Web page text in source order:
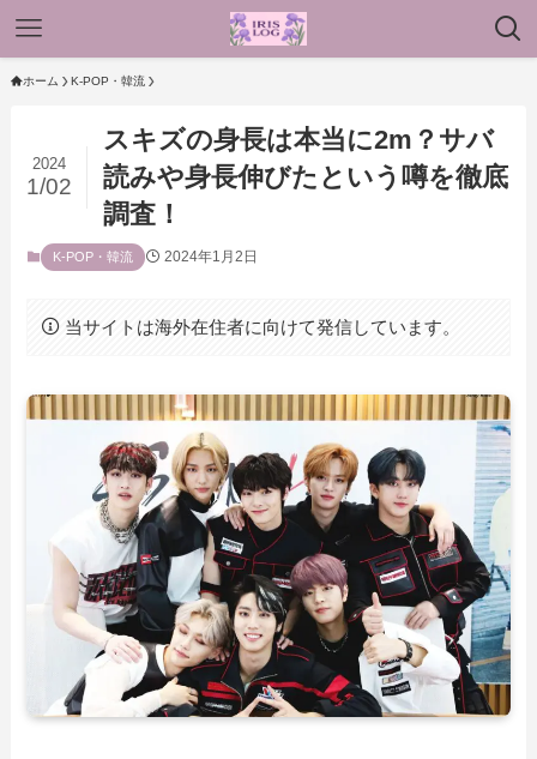
ホーム K-POP・韓流
スキズの身長は本当に2m？サバ
読みや身長伸びたという噂を徹底
調査！
2024
1/02
K-POP・韓流 2024年1月2日
当サイトは海外在住者に向けて発信しています。